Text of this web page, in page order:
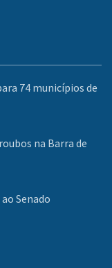
74 municípios de
na Barra de
Senado